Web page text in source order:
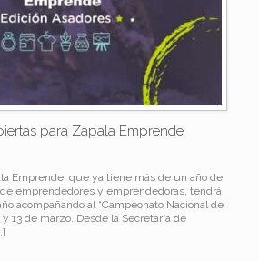
para Zapala Emprende
Emprende, que ya tiene más de un año de
emprendedores y emprendedoras, tendrá
acompañando al “Campeonato Nacional de
y 13 de marzo. Desde la Secretaría de